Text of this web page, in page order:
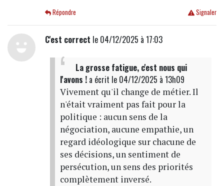
Signaler
Répondre
C'est correct le 04/12/2025 à 17:03
La grosse fatigue, c'est nous qui
l'avons !a écrit le 04/12/2025 à 13h09
Vivement qu'il change de métier. Il
n'était vraiment pas fait pour la
politique : aucun sens de la
négociation, aucune empathie, un
regard idéologique sur chacune de
ses décisions, un sentiment de
persécution, un sens des priorités
complètement inversé.